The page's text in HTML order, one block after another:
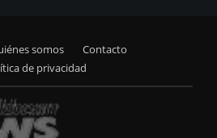
somos
Contacto
de privacidad